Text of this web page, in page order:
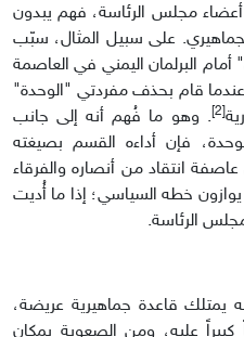
مجلس الرئاسة، فهم يبدون
على سبيل المثال، سبّب
البرلمان اليمني في العاصمة
قام بحذف مفردتي "الوحدة"
. وهو ما فُهم أنه إلى جانب
فإن أداءه القسم بصيغته
انتقاد من أنصاره والفرقاء
يوازون خطه السياسي؛ إذا ما أُديت
الرئاسة.
يمتلك قاعدة جماهيرية عريضة،
عليه، ومن الصعوبة بمكان